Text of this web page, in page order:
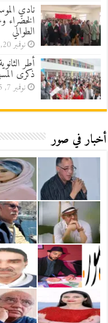
نادي
الخضراء
الطوالي
نوفمبر 20, 2025
أطر
ذكرى
نوفمبر 7, 2025
أخبار في صور